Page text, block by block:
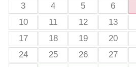
3
4 5 6
10
11 12 13
17
18 19 20
24
25 26 27